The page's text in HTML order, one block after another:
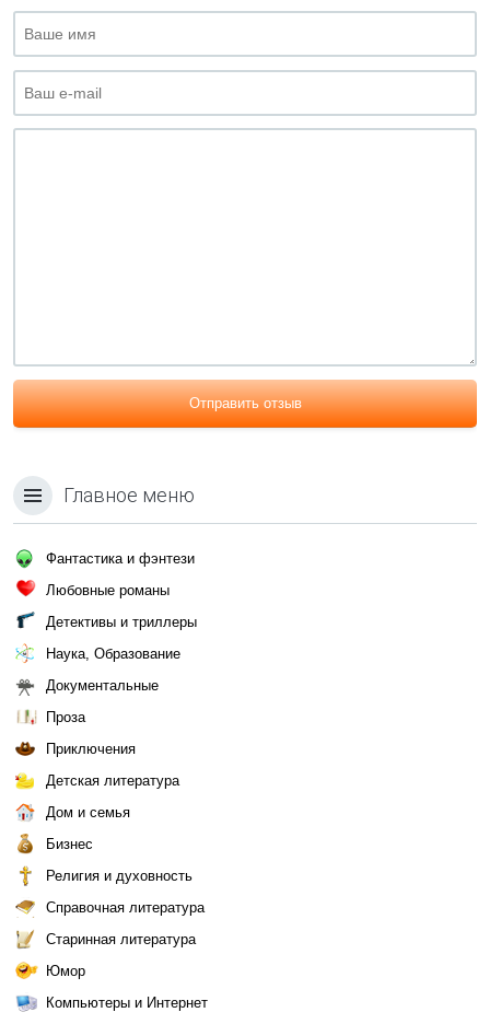
Отправить отзыв
Главное меню
Фантастика и фэнтези
Любовные романы
Детективы и триллеры
Наука, Образование
Документальные
Проза
Приключения
Детская литература
Дом и семья
Бизнес
Религия и духовность
Справочная литература
Старинная литература
Юмор
Компьютеры и Интернет